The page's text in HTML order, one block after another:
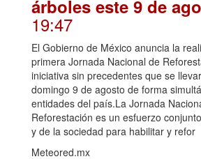
árboles este 9 de
19:47
El Gobierno de México anuncia la
primera Jornada Nacional de
iniciativa sin precedentes que se
domingo 9 de agosto de forma
entidades del país.La Jornada
Reforestación es un esfuerzo
y de la sociedad para habilitar y refor
Meteored.mx